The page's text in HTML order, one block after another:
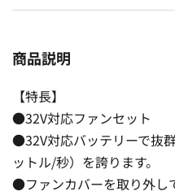
商品説明
【特長】
●32V対応ファンセット
●32V対応バッテリーで抜
ットル/秒）を誇ります。
●ファンカバーを取り外し